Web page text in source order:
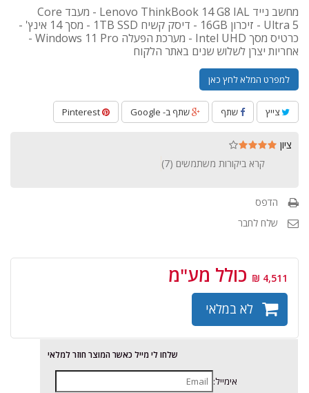
מחשב נייד Lenovo ThinkBook 14 G8 IAL - מעבד Core
Ultra 5 - זיכרון 16GB - דיסק קשיח 1TB SSD - מסך 14 אינץ' -
כרטיס מסך Intel UHD - מערכת הפעלה Windows 11 Pro -
אחריות יצרן לשלוש שנים באתר הלקוח
למפרט המלא לחץ כאן
צייץ שתף שתף ב- Google
ציון
קרא ביקורות משתמשים (7
)
הדפס
שלח לחבר
4,511 ₪ כולל מע"מ
לא במלאי
שלחו לי מייל כאשר המוצר חוזר למלאי
אימייל: